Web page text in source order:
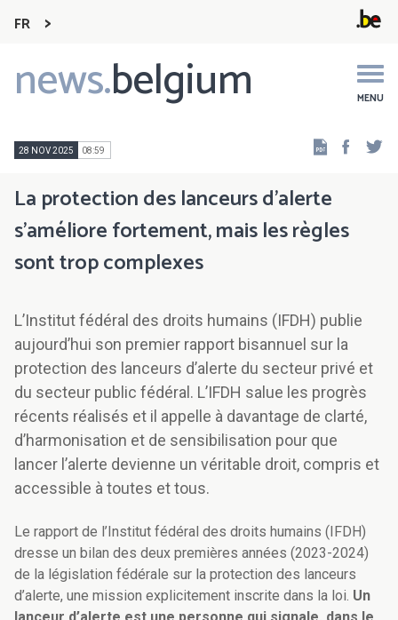
FR
news.belgium MENU
Main
navigation
28 NOV 2025 08:59
La protection des lanceurs d’alerte
s'améliore fortement, mais les règles
sont trop complexes
L’Institut fédéral des droits humains (IFDH) publie
aujourd’hui son premier rapport bisannuel sur la
protection des lanceurs d’alerte du secteur privé et
du secteur public fédéral. L’IFDH salue les progrès
récents réalisés et il appelle à davantage de clarté,
d’harmonisation et de sensibilisation pour que
lancer l’alerte devienne un véritable droit, compris et
accessible à toutes et tous.
Le rapport de l’Institut fédéral des droits humains (IFDH)
dresse un bilan des deux premières années (2023-2024)
de la législation fédérale sur la protection des lanceurs
d’alerte, une mission explicitement inscrite dans la loi. Un